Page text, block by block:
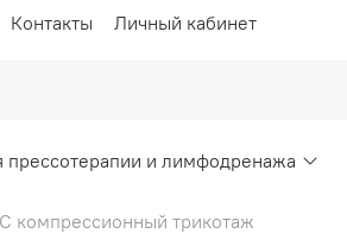
Контакты Личный кабинет
прессотерапии и лимфодренажа
компрессионный трикотаж